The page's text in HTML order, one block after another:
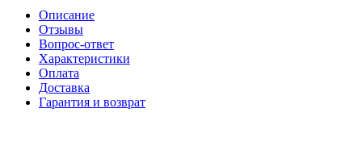
Описание
Отзывы
Вопрос-ответ
Характеристики
Оплата
Доставка
Гарантия и возврат